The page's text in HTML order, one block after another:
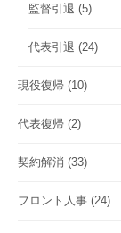
監督引退 (5)
代表引退 (24)
現役復帰 (10)
代表復帰 (2)
契約解消 (33)
フロント人事 (24)